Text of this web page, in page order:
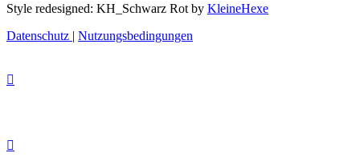
Style redesigned: KH_Schwarz Rot by KleineHexe
Datenschutz | Nutzungsbedingungen